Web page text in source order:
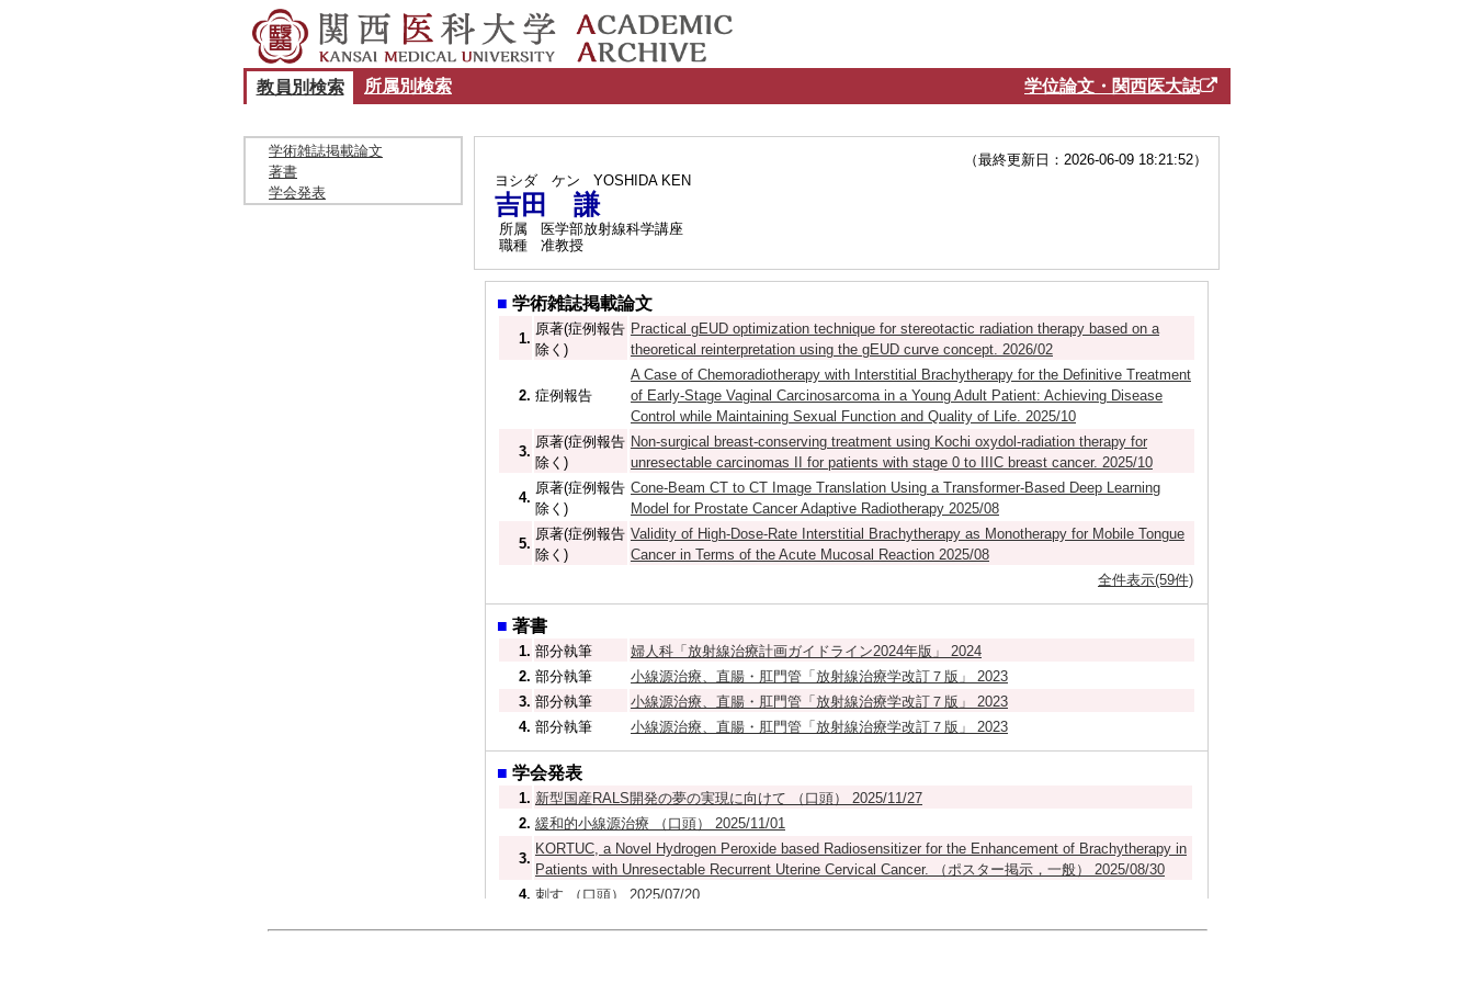
教員別検索 所属別検索 学位論文・関西医大誌
学術雑誌掲載論文
著書
学会発表
（最終更新日：2026-06-09 18:21:52）
ヨシダ ケン
YOSHIDA KEN
吉田 謙
所属
医学部放射線科学講座
職種
准教授
■ 学術雑誌掲載論文
1.
原著(症例報告
除く)
Practical gEUD optimization technique for stereotactic radiation therapy based on a
theoretical reinterpretation using the gEUD curve concept. 2026/02
2. 症例報告
A Case of Chemoradiotherapy with Interstitial Brachytherapy for the Definitive Treatment
of Early-Stage Vaginal Carcinosarcoma in a Young Adult Patient: Achieving Disease
Control while Maintaining Sexual Function and Quality of Life. 2025/10
3.
原著(症例報告
除く)
Non-surgical breast-conserving treatment using Kochi oxydol-radiation therapy for
unresectable carcinomas II for patients with stage 0 to IIIC breast cancer. 2025/10
4.
原著(症例報告
除く)
Cone-Beam CT to CT Image Translation Using a Transformer-Based Deep Learning
Model for Prostate Cancer Adaptive Radiotherapy 2025/08
5.
原著(症例報告
除く)
Validity of High-Dose-Rate Interstitial Brachytherapy as Monotherapy for Mobile Tongue
Cancer in Terms of the Acute Mucosal Reaction 2025/08
全件表示(59件)
■ 著書
1. 部分執筆
婦人科「放射線治療計画ガイドライン2024年版」 2024
2. 部分執筆
小線源治療、直腸・肛門管「放射線治療学改訂７版」 2023
3. 部分執筆
小線源治療、直腸・肛門管「放射線治療学改訂７版」 2023
4. 部分執筆 小線源治療、直腸・肛門管「放射線治療学改訂７版」 2023
■ 学会発表
1. 新型国産RALS開発の夢の実現に向けて （口頭） 2025/11/27
2. 緩和的小線源治療 （口頭） 2025/11/01
3.
KORTUC, a Novel Hydrogen Peroxide based Radiosensitizer for the Enhancement of Brachytherapy in
Patients with Unresectable Recurrent Uterine Cervical Cancer. （ポスター掲示，一般） 2025/08/30
4. 刺す （口頭） 2025/07/20